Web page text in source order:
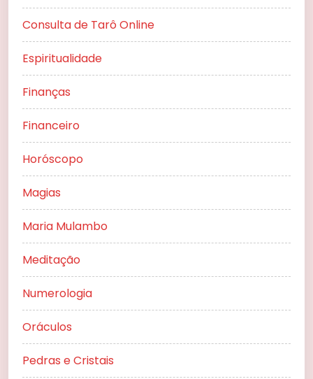
Consulta de Tarô Online
Espiritualidade
Finanças
Financeiro
Horóscopo
Magias
Maria Mulambo
Meditação
Numerologia
Oráculos
Pedras e Cristais